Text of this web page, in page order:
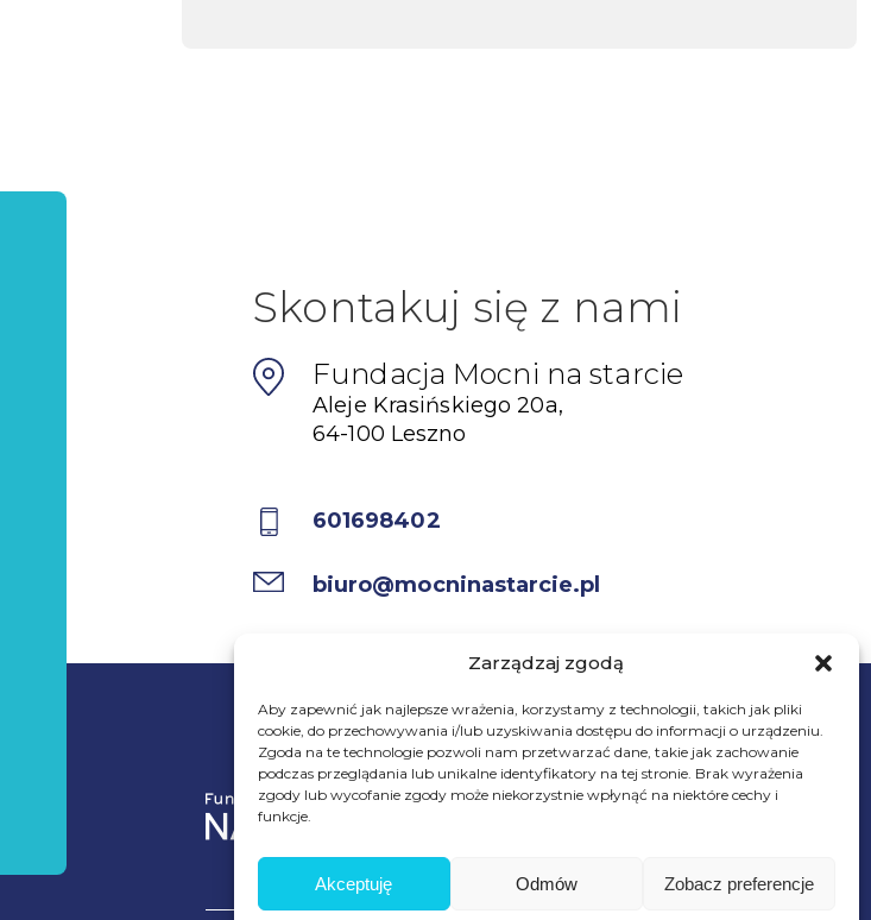
Zarządzaj zgodą
Aby zapewnić jak najlepsze wrażenia, korzystamy z technologii, takich jak pliki
cookie, do przechowywania i/lub uzyskiwania dostępu do informacji o urządzeniu.
Zgoda na te technologie pozwoli nam przetwarzać dane, takie jak zachowanie
podczas przeglądania lub unikalne identyfikatory na tej stronie. Brak wyrażenia
zgody lub wycofanie zgody może niekorzystnie wpłynąć na niektóre cechy i
funkcje.
Akceptuję Odmów Zobacz preferencje
Skontakuj się z nami
Fundacja Mocni na starcie
Aleje Krasińskiego 20a,
64-100 Leszno
601698402
biuro@mocninastarcie.pl
Wesprzyj
fundację